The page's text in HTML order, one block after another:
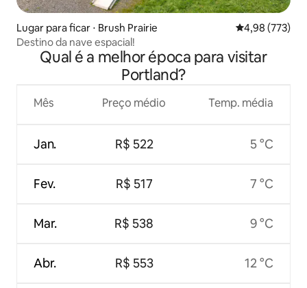
Lugar para ficar ⋅ Brush Prairie 4,98 de uma
4,98 (773)
Destino da nave espacial!
Qual é a melhor época para visitar
Portland?
Mês
Jan.
Fev.
Mar.
Abr.
Preço médio
R$ 522
R$ 517
R$ 538
R$ 553
Temp. média
5 °C
7 °C
9 °C
12 °C